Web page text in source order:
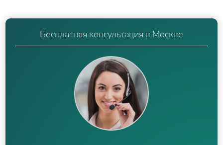
Бесплатная консультация в Москве